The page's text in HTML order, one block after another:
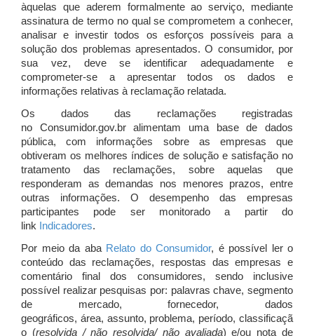
àquelas que aderem formalmente ao serviço, mediante
assinatura de termo no qual se comprometem a conhecer,
analisar e investir todos os esforços possíveis para a
solução dos problemas apresentados. O consumidor, por
sua vez, deve se identificar adequadamente e
comprometer-se a apresentar todos os dados e
informações relativas à reclamação relatada.
Os dados das reclamações registradas
no Consumidor.gov.br alimentam uma base de dados
pública, com informações sobre as empresas que
obtiveram os melhores índices de solução e satisfação no
tratamento das reclamações, sobre aquelas que
responderam as demandas nos menores prazos, entre
outras informações. O desempenho das empresas
participantes pode ser monitorado a partir do
link Indicadores.
Por meio da aba Relato do Consumidor, é possível ler o
conteúdo das reclamações, respostas das empresas e
comentário final dos consumidores, sendo inclusive
possível realizar pesquisas por: palavras chave, segmento
de mercado, fornecedor, dados
geográficos, área, assunto, problema, período, classificaçã
o (resolvida / não resolvida/ não avaliada) e/ou nota de